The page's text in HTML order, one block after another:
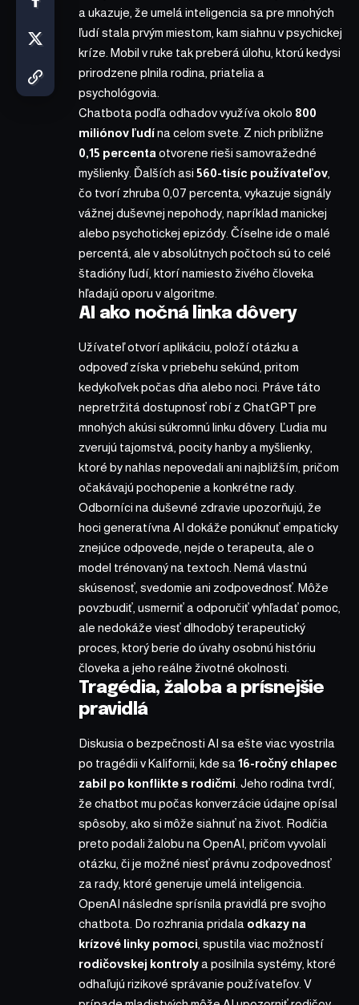
a ukazuje, že umelá inteligencia sa pre mnohých
ľudí stala prvým miestom, kam siahnu v psychickej
kríze. Mobil v ruke tak preberá úlohu, ktorú kedysi
prirodzene plnila rodina, priatelia a
psychológovia.
Chatbota podľa odhadov využíva okolo 800
miliónov ľudína celom svete. Z nich približne
0,15 percenta otvorene rieši samovražedné
myšlienky. Ďalších asi 560-tisíc používateľov
čo tvorí zhruba 0,07 percenta, vykazuje signály
vážnej duševnej nepohody, napríklad manickej
alebo psychotickej epizódy. Číselne ide o malé
percentá, ale v absolútnych počtoch sú to celé
štadióny ľudí, ktorí namiesto živého človeka
hľadajú oporu v algoritme.
AI ako nočná linka dôvery
Užívateľ otvorí aplikáciu, položí otázku a
odpoveď získa v priebehu sekúnd, pritom
kedykoľvek počas dňa alebo noci. Práve táto
nepretržitá dostupnosť robí z ChatGPT pre
mnohých akúsi súkromnú linku dôvery. Ľudia mu
zverujú tajomstvá, pocity hanby a myšlienky,
ktoré by nahlas nepovedali ani najbližším, pričom
očakávajú pochopenie a konkrétne rady.
Odborníci na duševné zdravie upozorňujú, že
hoci generatívna AI dokáže ponúknuť empaticky
znejúce odpovede, nejde o terapeuta, ale o
model trénovaný na textoch. Nemá vlastnú
skúsenosť, svedomie ani zodpovednosť. Môže
povzbudiť, usmerniť a odporučiť vyhľadať pomoc,
ale nedokáže viesť dlhodobý terapeutický
proces, ktorý berie do úvahy osobnú históriu
človeka a jeho reálne životné okolnosti.
Tragédia, žaloba a prísnejšie
pravidlá
Diskusia o bezpečnosti AI sa ešte viac vyostrila
po tragédii v Kalifornii, kde sa16-ročný chlapec
zabil po konflikte s rodičmi. Jeho rodina tvrdí,
že chatbot mu počas konverzácie údajne opísal
spôsoby, ako si môže siahnuť na život. Rodičia
preto podali žalobu na OpenAI, pričom vyvolali
otázku, či je možné niesť právnu zodpovednosť
za rady, ktoré generuje umelá inteligencia.
OpenAI následne sprísnila pravidlá pre svojho
chatbota. Do rozhrania pridala odkazy na
krízové linky pomoci, spustila viac možností
rodičovskej kontrolya posilnila systémy, ktoré
odhaľujú rizikové správanie používateľov. V